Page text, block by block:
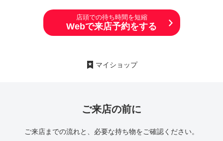
店頭での待ち時間を短縮
Webで来店予約をする
マイショップ
ご来店の前に
ご来店までの流れと、必要な持ち物をご確認ください。